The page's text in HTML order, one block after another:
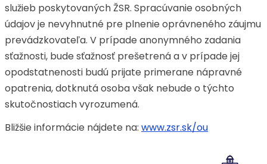
služieb poskytovaných ŽSR. Spracúvanie osobných
údajov je nevyhnutné pre plnenie oprávneného záujmu
prevádzkovateľa. V prípade anonymného zadania
sťažnosti, bude sťažnosť prešetrená a v prípade jej
opodstatnenosti budú prijate primerane nápravné
opatrenia, dotknutá osoba však nebude o týchto
skutočnostiach vyrozumená.
Bližšie informácie nájdete na: www.zsr.sk/ou